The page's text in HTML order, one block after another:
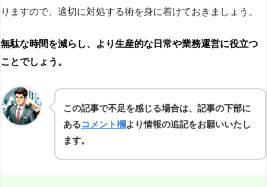
りますので、適切に対処する術を身に着けておきましょう。
無駄な時間を減らし、より生産的な日常や業務運営に役立つ
ことでしょう。
この記事で不足を感じる場合は、記事の下部に
あるコメント欄より情報の追記をお願いいたし
ます。